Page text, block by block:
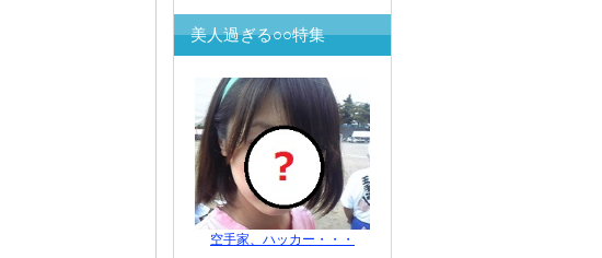
美人過ぎる○○特集
空手家、ハッカー・・・